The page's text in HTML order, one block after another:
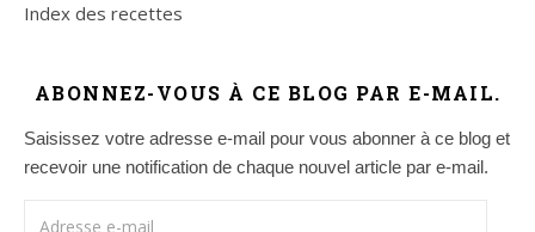
Index des recettes
ABONNEZ-VOUS À CE BLOG PAR E-MAIL.
Saisissez votre adresse e-mail pour vous abonner à ce blog et
recevoir une notification de chaque nouvel article par e-mail.